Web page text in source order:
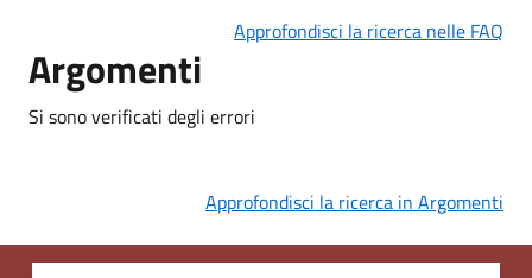
Approfondisci la ricerca nelle FAQ
Argomenti
Si sono verificati degli errori
Approfondisci la ricerca in Argomenti